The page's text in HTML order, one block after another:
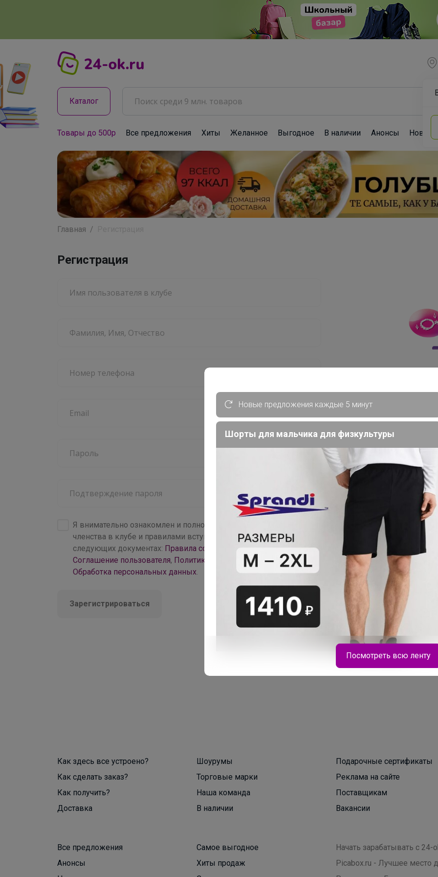
Каталог
Товары до 500р Все предложения Хиты Желанное Выгодное В наличии Анонсы Новости
Главная
Регистрация
Я внимательно ознакомлен и полностью согласен с условиями
членства в клубе и правилами вступления, изложенными в
следующих документах: Правила совместных закупок
Соглашение пользователя, Политика конфиденциальности ,
Обработка персональных данных.
Зарегистрироваться
брендов
200+
организаторов
Как здесь все устроено?
Как сделать заказ?
Как получить?
Доставка
Шоурумы
Торговые марки
Наша команда
В наличии
Подарочные сертификаты
Реклама на сайте
Поставщикам
Вакансии
Все предложения
Анонсы
Самое выгодное
Хиты продаж
Начать зарабатывать с 24-
Picabox.ru - Лучшее место
Новые предложения каждые 5 минут
Шорты для мальчика для физкультуры
Посмотреть всю ленту